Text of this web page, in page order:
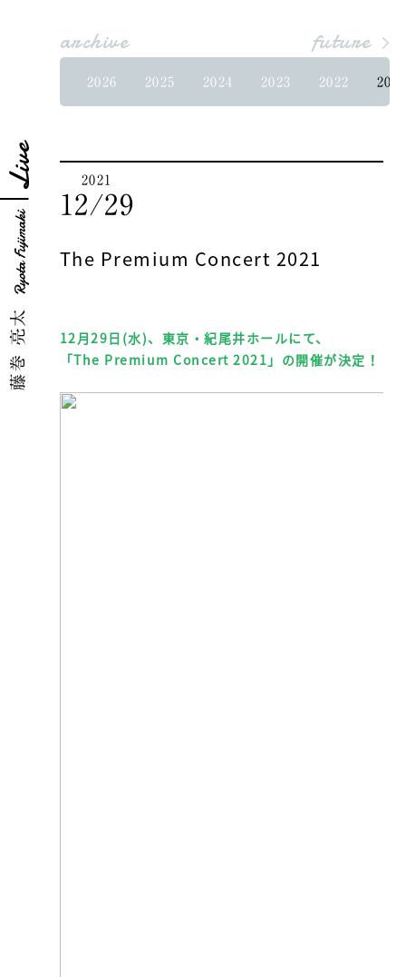
Live
future
archive
2026 2025 2024 2023 2022
2021
12/29
The Premium Concert 2021
12月29日(水)、東京・紀尾井ホールにて、
「The Premium Concert 2021」の開催が決定！